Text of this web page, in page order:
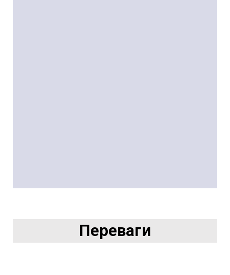
Переваги